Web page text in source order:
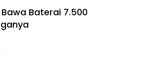
Bawa Baterai 7.500